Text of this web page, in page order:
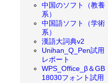
中国のソフト（教養
系）
中国語ソフト（学術
系）
漢語大詞典v2
Unihan_Q_Pen試用
レポート
WPS_Office_β＆GB
18030フォント試用